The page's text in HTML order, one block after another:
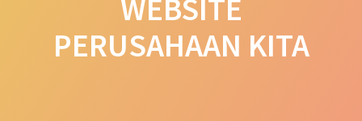
WEBSITE
PERUSAHAAN KITA